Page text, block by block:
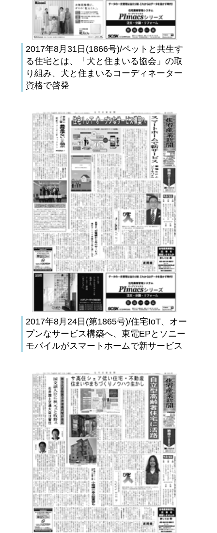
2017年8月31日(1866号)/ペットと共生す
る住宅とは、「犬と住まいる協会」の取
り組み、犬と住まいるコーディネーター
資格で啓発
2017年8月24日(第1865号)/住宅IoT、オー
プンなサービス構築へ、東電EPとソニー
モバイルがスマートホームで新サービス